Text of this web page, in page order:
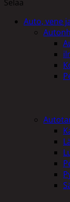
Selaa
Auto, vene